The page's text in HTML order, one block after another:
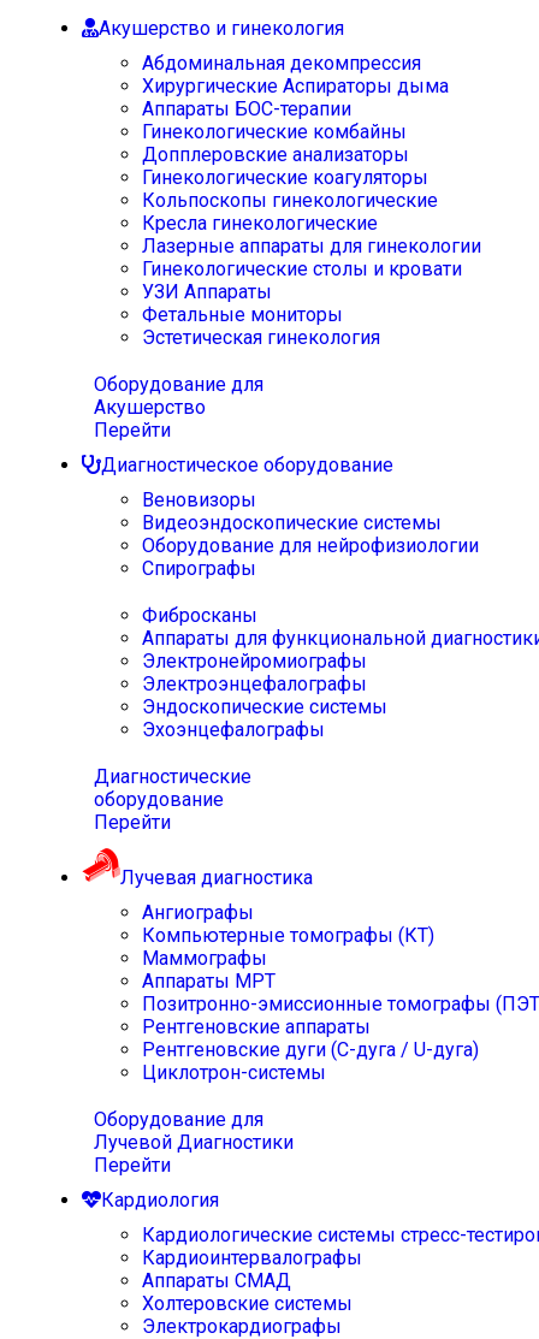
Акушерство и гинекология
Абдоминальная декомпрессия
Хирургические Аспираторы дыма
Аппараты БОС-терапии
Гинекологические комбайны
Допплеровские анализаторы
Гинекологические коагуляторы
Кольпоскопы гинекологические
Кресла гинекологические
Лазерные аппараты для гинекологии
Гинекологические столы и кровати
УЗИ Аппараты
Фетальные мониторы
Эстетическая гинекология
Оборудование для
Акушерство
Перейти
Диагностическое оборудование
Веновизоры
Видеоэндоскопические системы
Оборудование для нейрофизиологии
Спирографы
Фибросканы
Аппараты для функциональной
Электронейромиографы
Электроэнцефалографы
Эндоскопические системы
Эхоэнцефалографы
Диагностические
оборудование
Перейти
Лучевая диагностика
Ангиографы
Компьютерные томографы (КТ)
Маммографы
Аппараты МРТ
Позитронно-эмиссионные томографы
Рентгеновские аппараты
Рентгеновские дуги (С-дуга / U-дуга)
Циклотрон-системы
Оборудование для
Лучевой Диагностики
Перейти
Кардиология
Кардиологические системы стресс-
Кардиоинтервалографы
Аппараты СМАД
Холтеровские системы
Электрокардиографы